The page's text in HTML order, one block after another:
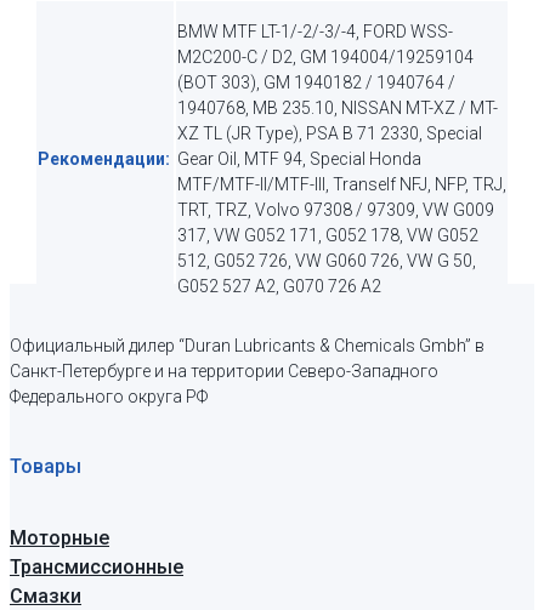
Рекомендации:
BMW MTF LT-1/-2/-3/-4, FORD WSS-
M2C200-C / D2, GM 194004/19259104
(BOT 303), GM 1940182 / 1940764 /
1940768, MB 235.10, NISSAN MT-XZ / MT-
XZ TL (JR Type), PSA B 71 2330, Special
Gear Oil, MTF 94, Special Honda
MTF/MTF-II/MTF-III, Tranself NFJ, NFP, TRJ,
TRT, TRZ, Volvo 97308 / 97309, VW G009
317, VW G052 171, G052 178, VW G052
512, G052 726, VW G060 726, VW G 50,
G052 527 A2, G070 726 A2
Официальный дилер “Duran Lubricants & Chemicals Gmbh” в
Санкт-Петербурге и на территории Северо-Западного
Федерального округа РФ
Товары
Моторные
Трансмиссионные
Смазки